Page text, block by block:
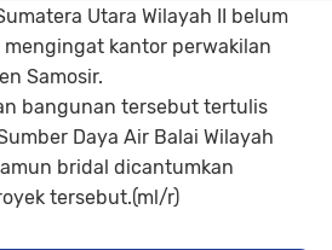
Utara Wilayah II belum
kantor perwakilan
Samosir.
bangunan tersebut tertulis
Daya Air Balai Wilayah
bridal dicantumkan
tersebut.(ml/r)